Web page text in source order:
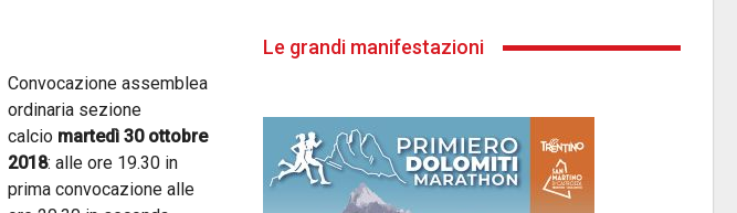
Convocazione assemblea
ordinaria sezione
calcio martedì 30 ottobre
2018: alle ore 19.30 in
prima convocazione alle
Le grandi manifestazioni